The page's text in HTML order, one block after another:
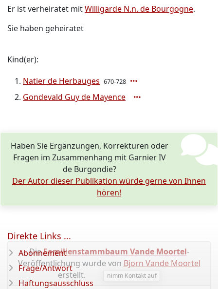
Er ist verheiratet mitWilligarde N.n. de Bourgogne.
Sie haben geheiratet
Kind(er):
Natier de Herbauges 670-728
Gondevald Guy de Mayence
Haben Sie Ergänzungen, Korrekturen oder
Fragen im Zusammenhang mit Garnier IV
de Burgondie?
Der Autor dieser Publikation würde gerne von Ihnen
hören!
DieFamilienstammbaum Vande Moortel-
Veröffentlichung wurde von Bjorn Vande Moortel
erstellt.
nimm Kontakt auf
Direkte Links ...
Abonnement
Frage/Antwort
Haftungsausschluss